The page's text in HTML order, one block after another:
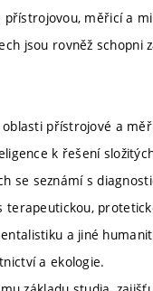
měřicí a
jsou rovněž schopni
přístrojové a
k řešení
se seznámí s
terapeutickou,
a jiné
a ekologie.